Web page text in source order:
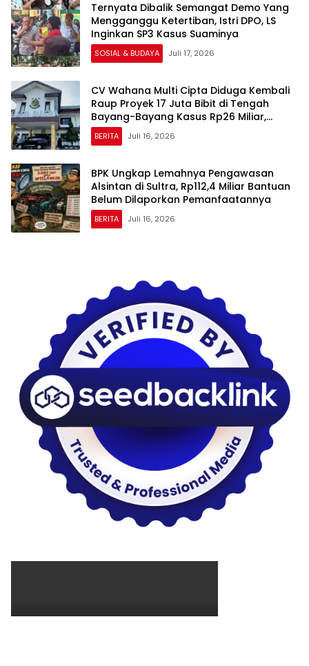
Ternyata Dibalik Semangat Demo Yang
Mengganggu Ketertiban, Istri DPO, LS
Inginkan SP3 Kasus Suaminya
SOSIAL & BUDAYA Juli 17, 2026
CV Wahana Multi Cipta Diduga Kembali
Raup Proyek 17 Juta Bibit di Tengah
Bayang-Bayang Kasus Rp26 Miliar,
Kasipenkum: Kami Menunggu P21 dari
Polda Sultra
BERITA Juli 16, 2026
BPK Ungkap Lemahnya Pengawasan
Alsintan di Sultra, Rp112,4 Miliar Bantuan
Belum Dilaporkan Pemanfaatannya
BERITA Juli 16, 2026